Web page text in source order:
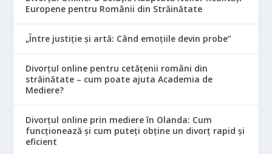
Europene pentru Românii din Străinătate
„Între justiție și artă: Când emoțiile devin probe”
Divorțul online pentru cetățenii români din
străinătate – cum poate ajuta Academia de
Mediere?
Divorțul online prin mediere în Olanda: Cum
funcționează și cum puteți obține un divorț rapid și
eficient